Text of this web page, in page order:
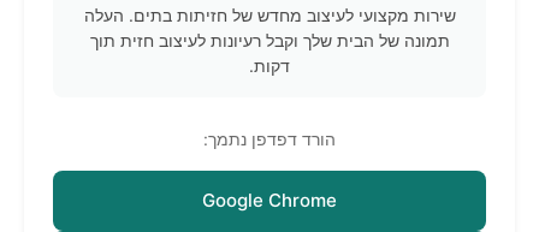
שירות מקצועי לעיצוב מחדש של חזיתות בתים. העלה
תמונה של הבית שלך וקבל רעיונות לעיצוב חזית תוך
דקות.
הורד דפדפן נתמך:
Google Chrome